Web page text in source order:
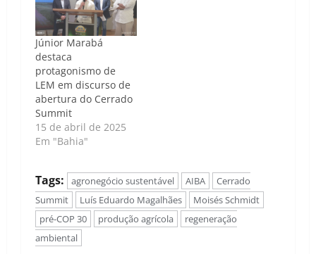
Júnior Marabá
destaca
protagonismo de
LEM em discurso de
abertura do Cerrado
Summit
15 de abril de 2025
Em "Bahia"
Tags: agronegócio sustentável AIBA
Cerrado
Summit
Luís Eduardo Magalhães
Moisés Schmidt
pré-COP 30
produção agrícola
regeneração
ambiental